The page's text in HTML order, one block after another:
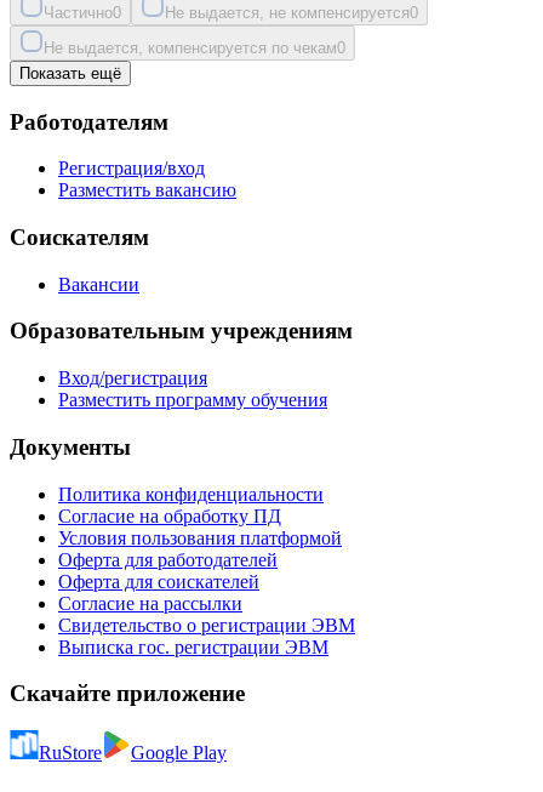
Частично0 Не выдается, не компенсируется0
Не выдается, компенсируется по чекам0
Показать ещё
Работодателям
Регистрация/вход
Разместить вакансию
Соискателям
Вакансии
Образовательным учреждениям
Вход/регистрация
Разместить программу обучения
Документы
Политика конфиденциальности
Согласие на обработку ПД
Условия пользования платформой
Оферта для работодателей
Оферта для соискателей
Согласие на рассылки
Свидетельство о регистрации ЭВМ
Выписка гос. регистрации ЭВМ
Скачайте приложение
RuStore Google Play